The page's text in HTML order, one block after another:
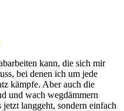
kann, die sich mir
bei denen ich um jede
kämpfe. Aber auch die
und wach wegdämmern
langgeht, sondern einfach